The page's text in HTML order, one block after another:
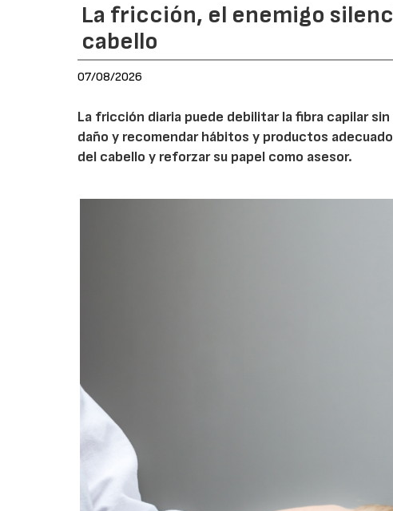
La fricción, el enemigo
cabello
07/08/2026
La fricción diaria puede debilitar la fibra capilar
daño y recomendar hábitos y productos
del cabello y reforzar su papel como asesor.